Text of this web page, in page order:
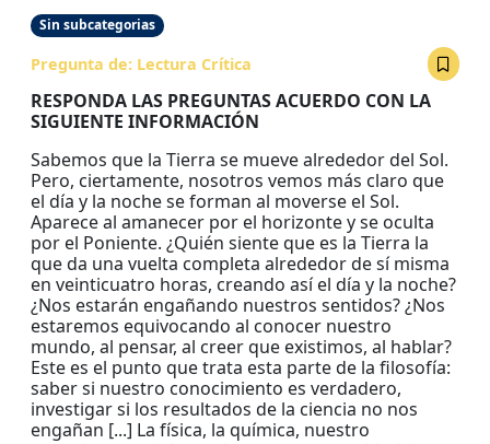
Sin subcategorias
Pregunta de: Lectura Crítica
RESPONDA LAS PREGUNTAS ACUERDO CON LA
SIGUIENTE INFORMACIÓN
Sabemos que la Tierra se mueve alrededor del Sol.
Pero, ciertamente, nosotros vemos más claro que
el día y la noche se forman al moverse el Sol.
Aparece al amanecer por el horizonte y se oculta
por el Poniente. ¿Quién siente que es la Tierra la
que da una vuelta completa alrededor de sí misma
en veinticuatro horas, creando así el día y la noche?
¿Nos estarán engañando nuestros sentidos? ¿Nos
estaremos equivocando al conocer nuestro
mundo, al pensar, al creer que existimos, al hablar?
Este es el punto que trata esta parte de la filosofía:
saber si nuestro conocimiento es verdadero,
investigar si los resultados de la ciencia no nos
engañan [...] La física, la química, nuestro